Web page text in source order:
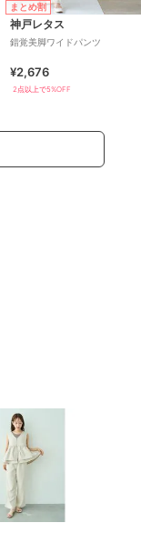
まとめ割
神戸レタス
錯覚美脚ワイドパンツ
¥2,676
2点以上で5%OFF